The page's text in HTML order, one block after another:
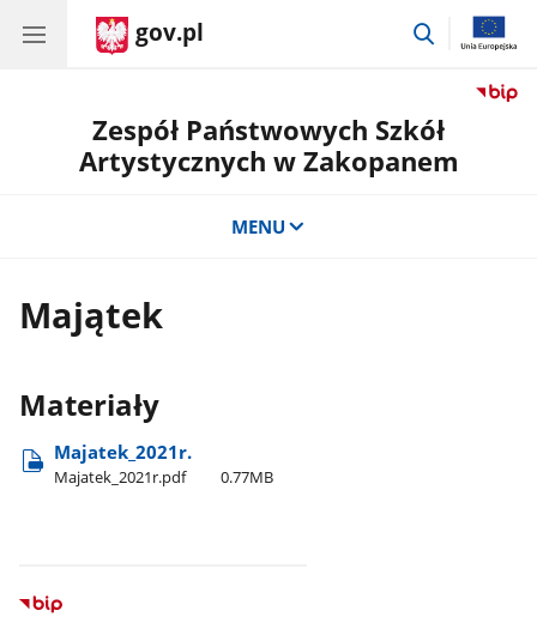
gov.pl
przejdź
Zespół Państwowych Szkół
Artystycznych w Zakopanem
MENU
Majątek
Materiały
Majatek​_2021r.
Majatek​_2021r.pdf 0.77MB